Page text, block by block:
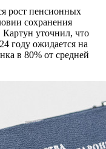
рост пенсионных
сохранения
уточнил, что
году ожидается на
в 80% от средней